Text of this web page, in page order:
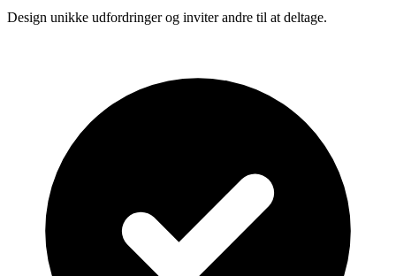
Design unikke udfordringer og inviter andre til at deltage.